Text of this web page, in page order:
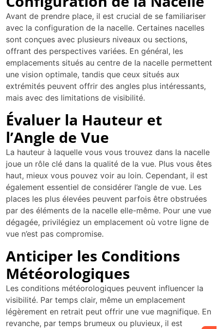
Avant de prendre place, il est crucial de se familiariser
avec la configuration de la nacelle. Certaines nacelles
sont conçues avec plusieurs niveaux ou sections,
offrant des perspectives variées. En général, les
emplacements situés au centre de la nacelle permettent
une vision optimale, tandis que ceux situés aux
extrémités peuvent offrir des angles plus intéressants,
mais avec des limitations de visibilité.
Évaluer la Hauteur et
l’Angle de Vue
La hauteur à laquelle vous vous trouvez dans la nacelle
joue un rôle clé dans la qualité de la vue. Plus vous êtes
haut, mieux vous pouvez voir au loin. Cependant, il est
également essentiel de considérer l’angle de vue. Les
places les plus élevées peuvent parfois être obstruées
par des éléments de la nacelle elle-même. Pour une vue
dégagée, privilégiez un emplacement où votre ligne de
vue n’est pas compromise.
Anticiper les Conditions
Météorologiques
Les conditions météorologiques peuvent influencer la
visibilité. Par temps clair, même un emplacement
légèrement en retrait peut offrir une vue magnifique. En
revanche, par temps brumeux ou pluvieux, il est